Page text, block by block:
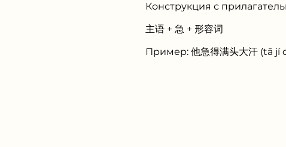
Конструкция с
主语 + 急 + 形容词
Пример: 他急得满头大汗 (tā